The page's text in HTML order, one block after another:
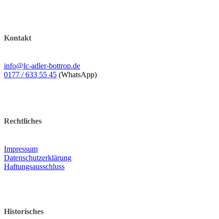
Kontakt
info@lc-adler-bottrop.de
0177 / 633 55 45 (WhatsApp)
Rechtliches
Impressum
Datenschutzerklärung
Haftungsausschluss
Historisches